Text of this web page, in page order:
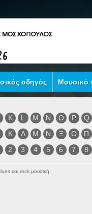
οδηγός Μουσικό
K L M N O P
Q
Κ Λ Μ Ν Ξ Ο
Π
2 3 4 5 6 7 8
και rock μουσική.